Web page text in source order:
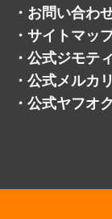
・ トレマでフリ
・ お知らせ
・ コラム
・ 商品を探す
・ プライバシ
・公式メルカ
公式ヤフオ